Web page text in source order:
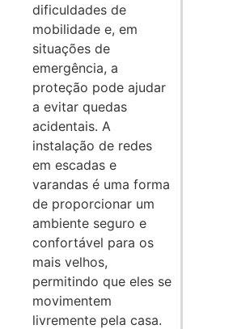
dificuldades de
mobilidade e, em
situações de
emergência, a
proteção pode ajudar
a evitar quedas
acidentais. A
instalação de redes
em escadas e
varandas é uma forma
de proporcionar um
ambiente seguro e
confortável para os
mais velhos,
permitindo que eles se
movimentem
livremente pela casa.